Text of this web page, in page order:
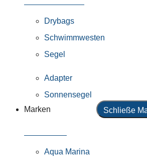
Drybags
Schwimmwesten
Segel
Adapter
Sonnensegel
Marken
Schließe
Aqua Marina